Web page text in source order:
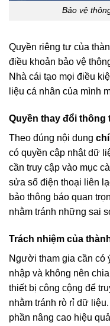
Bảo vệ
Quyền riêng tư của
điều khoản bảo vệ
Nhà cái tạo mọi điều
liệu cá nhân của mình
Quyền thay đổi thông
Theo đúng nội dung
có quyền cập nhật dữ
cần truy cập vào mục
sửa số điện thoại liên
bảo thông báo quan
nhằm tránh những sai
Trách nhiệm của
Người tham gia cần có
nhập và không nên
thiết bị công cộng để
nhằm tránh rò rỉ dữ
phần nâng cao hiệu